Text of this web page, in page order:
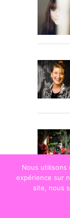
Nous utilisons
expérience sur
site, nous